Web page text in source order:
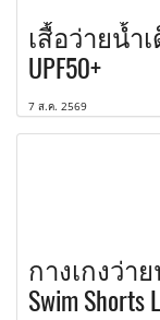
เสื้อว่ายน้ำเ
UPF50+
7 ส.ค. 2569
กางเกงว่า
Swim Shorts